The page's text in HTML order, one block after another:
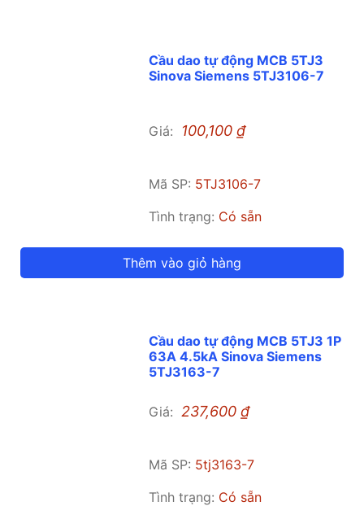
Cầu dao tự động MCB 5TJ3
Sinova Siemens 5TJ3106-7
Giá: 100,100₫
Mã SP: 5TJ3106-7
Tình trạng: Có sẵn
Thêm vào giỏ hàng
Cầu dao tự động MCB 5TJ3 1P
63A 4.5kA Sinova Siemens
5TJ3163-7
Giá: 237,600₫
Mã SP: 5tj3163-7
Tình trạng: Có sẵn